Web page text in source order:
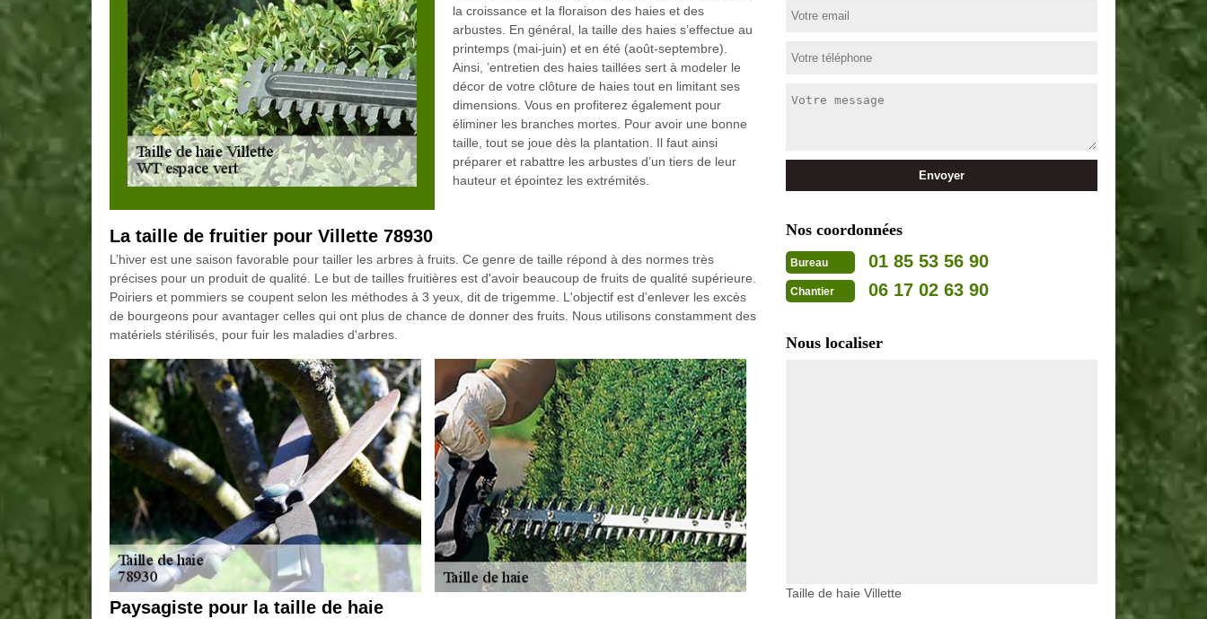
la croissance et la floraison des haies et des
arbustes. En général, la taille des haies s’effectue au
printemps (mai-juin) et en été (août-septembre).
Ainsi, ’entretien des haies taillées sert à modeler le
décor de votre clôture de haies tout en limitant ses
dimensions. Vous en profiterez également pour
éliminer les branches mortes. Pour avoir une bonne
taille, tout se joue dès la plantation. Il faut ainsi
préparer et rabattre les arbustes d’un tiers de leur
hauteur et épointez les extrémités.
La taille de fruitier pour Villette 78930
L’hiver est une saison favorable pour tailler les arbres à fruits. Ce genre de taille répond à des normes très
précises pour un produit de qualité. Le but de tailles fruitières est d'avoir beaucoup de fruits de qualité supérieure.
Poiriers et pommiers se coupent selon les méthodes à 3 yeux, dit de trigemme. L'objectif est d’enlever les excès
de bourgeons pour avantager celles qui ont plus de chance de donner des fruits. Nous utilisons constamment des
matériels stérilisés, pour fuir les maladies d'arbres.
Paysagiste pour la taille de haie
Nos coordonnées
Bureau 01 85 53 56 90
Chantier 06 17 02 63 90
Nous localiser
Taille de haie Villette